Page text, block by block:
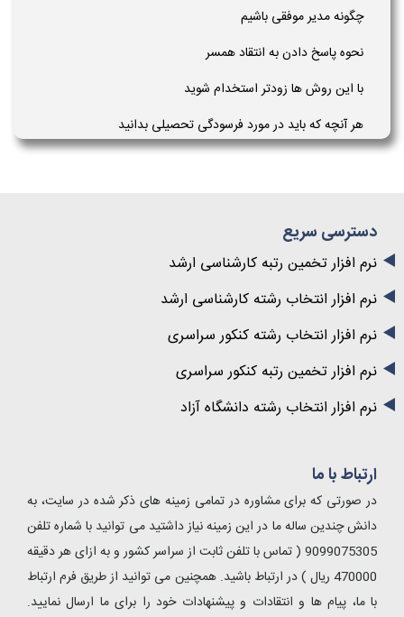
چگونه مدیر موفقی باشیم
نحوه پاسخ دادن به انتقاد همسر
با این روش ها زودتر استخدام شوید
هر آنچه که باید در مورد فرسودگی تحصیلی بدانید
دسترسی سریع
نرم افزار تخمین رتبه کارشناسی ارشد
نرم افزار انتخاب رشته کارشناسی ارشد
نرم افزار انتخاب رشته کنکور سراسری
نرم افزار تخمین رتبه کنکور سراسری
نرم افزار انتخاب رشته دانشگاه آزاد
ارتباط با ما
در صورتی که برای مشاوره در تمامی زمینه های ذکر شده در سایت، به
دانش چندین ساله ما در این زمینه نیاز داشتید می توانید با شماره تلفن
9099075305 ( تماس با تلفن ثابت از سراسر کشور و به ازای هر دقیقه
470000 ریال ) در ارتباط باشید. همچنین می توانید از طریق فرم ارتباط
با ما، پیام ها و انتقادات و پیشنهادات خود را برای ما ارسال نمایید.